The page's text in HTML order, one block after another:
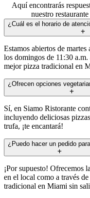
Aquí encontrarás
nuestro
¿Cuál es el horario de
Estamos abiertos de
los domingos de 11:30
mejor pizza tradicional en
¿Ofrecen opciones
Sí, en Siamo Ristorante
incluyendo deliciosas
trufa, ¡te encantará!
¿Puedo hacer un pedido
¡Por supuesto! Ofrecemos
en el local como a través
tradicional en Miami sin